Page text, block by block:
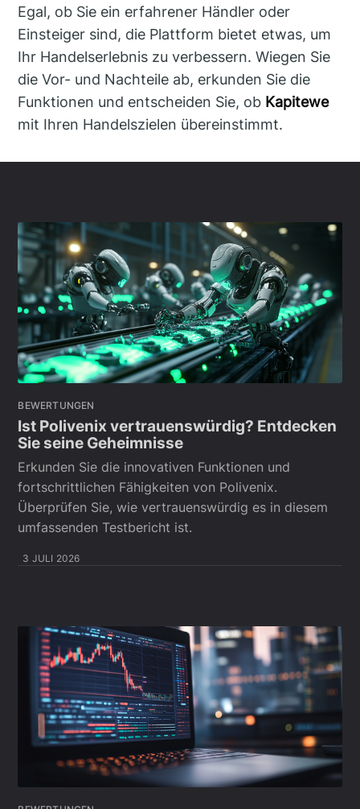
Egal, ob Sie ein erfahrener Händler oder
Einsteiger sind, die Plattform bietet etwas, um
Ihr Handelserlebnis zu verbessern. Wiegen Sie
die Vor- und Nachteile ab, erkunden Sie die
Funktionen und entscheiden Sie, ob Kapitewe
mit Ihren Handelszielen übereinstimmt.
BEWERTUNGEN
Ist Polivenix vertrauenswürdig? Entdecken
Sie seine Geheimnisse
Erkunden Sie die innovativen Funktionen und
fortschrittlichen Fähigkeiten von Polivenix.
Überprüfen Sie, wie vertrauenswürdig es in diesem
umfassenden Testbericht ist.
3 JULI 2026